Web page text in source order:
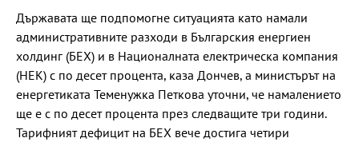
Държавата ще подпомогне ситуацията като намали
административните разходи в Българския енергиен
холдинг (БЕХ) и в Националната електрическа компания
(НЕК) с по десет процента, каза Дончев, а министърът на
енергетиката Теменужка Петкова уточни, че намалението
ще е с по десет процента през следващите три години.
Тарифният дефицит на БЕХ вече достига четири